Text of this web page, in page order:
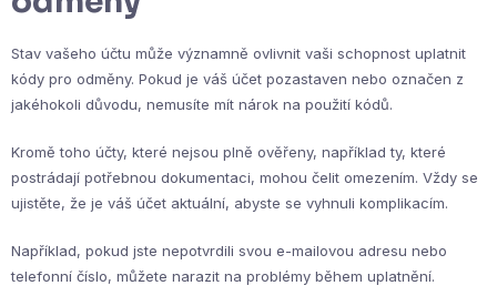
Stav vašeho účtu může významně ovlivnit vaši schopnost uplatnit
kódy pro odměny. Pokud je váš účet pozastaven nebo označen z
jakéhokoli důvodu, nemusíte mít nárok na použití kódů.
Kromě toho účty, které nejsou plně ověřeny, například ty, které
postrádají potřebnou dokumentaci, mohou čelit omezením. Vždy se
ujistěte, že je váš účet aktuální, abyste se vyhnuli komplikacím.
Například, pokud jste nepotvrdili svou e-mailovou adresu nebo
telefonní číslo, můžete narazit na problémy během uplatnění.